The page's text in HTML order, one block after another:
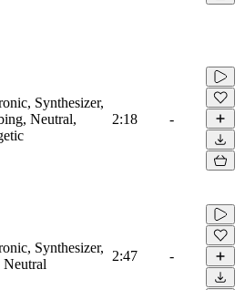
Synthesizer,
Neutral,
2:18 -
Synthesizer,
Neutral
2:47 -